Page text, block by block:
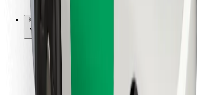
Kita
Paslaugų teikėjai
Sąlygos
Slapukai